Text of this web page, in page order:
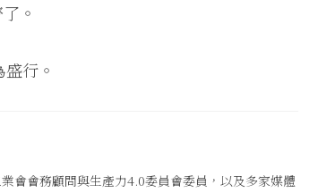
。
行。
會會務顧問與生產力4.0委員會委員，以及多家媒體